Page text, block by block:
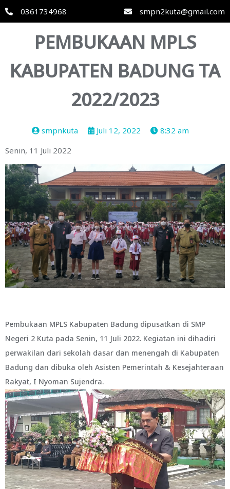
0361734968 smpn2kuta@gmail.com
PEMBUKAAN MPLS
KABUPATEN BADUNG TA
2022/2023
smpnkuta Juli 12, 2022
8:32 am
Senin, 11 Juli 2022
Pembukaan MPLS Kabupaten Badung dipusatkan di SMP
Negeri 2 Kuta pada Senin, 11 Juli 2022. Kegiatan ini dihadiri
perwakilan dari sekolah dasar dan menengah di Kabupaten
Badung dan dibuka oleh Asisten Pemerintah & Kesejahteraan
Rakyat, I Nyoman Sujendra.